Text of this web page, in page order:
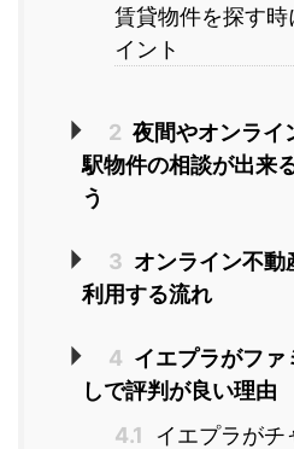
賃貸物件を探す
イント
2 夜間やオンライ
駅物件の相談が出来
う
3 オンライン不
利用する流れ
4 イエプラがファ
しで評判が良い理由
4.1
イエプラがチ